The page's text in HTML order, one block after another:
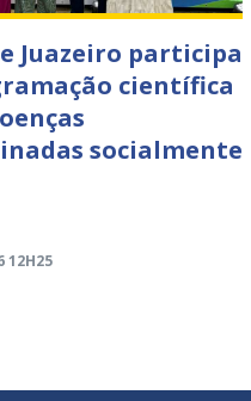
Juazeiro participa
científica
socialmente
12H25